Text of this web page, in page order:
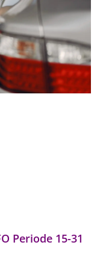
Periode 15-31